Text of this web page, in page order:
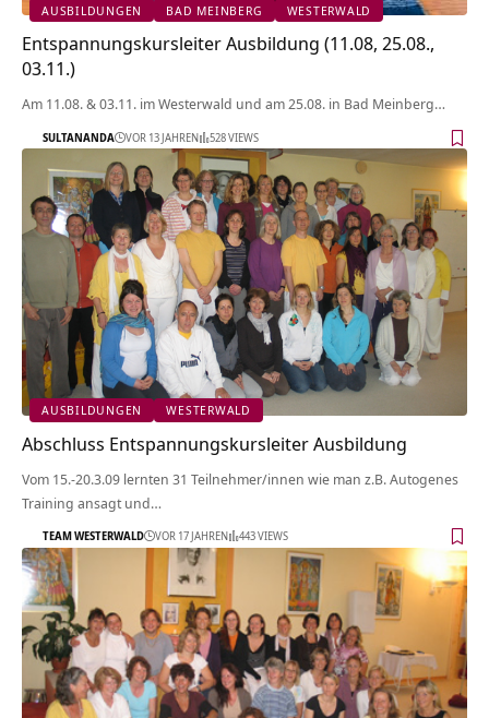
AUSBILDUNGEN BAD MEINBERG WESTERWALD
Entspannungskursleiter Ausbildung (11.08, 25.08.,
03.11.)
Am 11.08. & 03.11. im Westerwald und am 25.08. in Bad Meinberg…
SULTANANDA VOR 13 JAHREN 528 VIEWS
AUSBILDUNGEN WESTERWALD
Abschluss Entspannungskursleiter Ausbildung
Vom 15.-20.3.09 lernten 31 Teilnehmer/innen wie man z.B. Autogenes
Training ansagt und…
TEAM WESTERWALD VOR 17 JAHREN 443 VIEWS